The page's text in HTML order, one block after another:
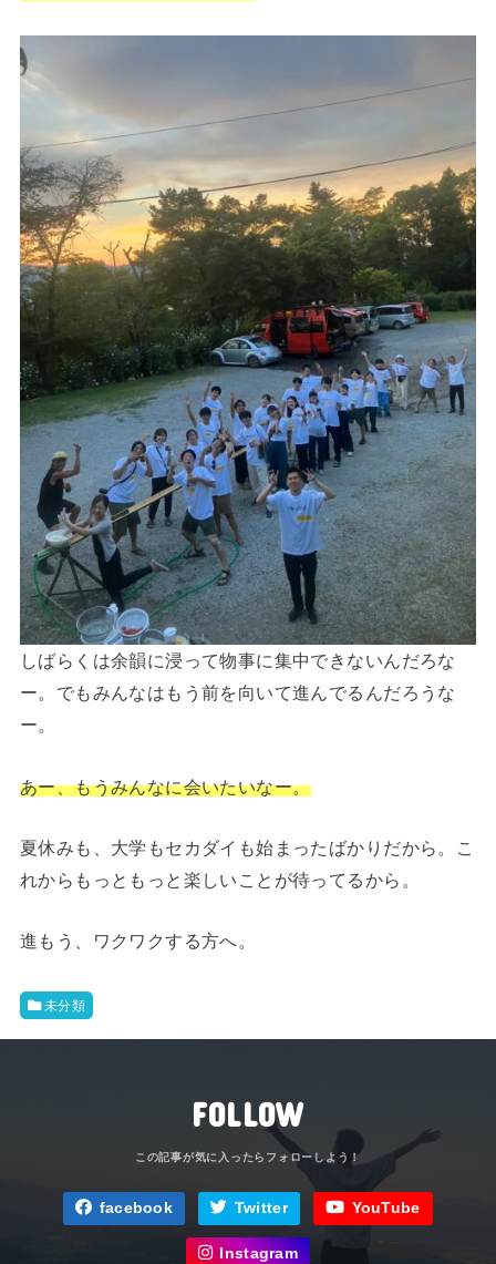
しばらくは余韻に浸って物事に集中できないんだろな
ー。でもみんなはもう前を向いて進んでるんだろうな
ー。
あー、もうみんなに会いたいなー。
夏休みも、大学もセカダイも始まったばかりだから。こ
れからもっともっと楽しいことが待ってるから。
進もう、ワクワクする方へ。
未分類
FOLLOW
facebook Twitter YouTube
Instagram